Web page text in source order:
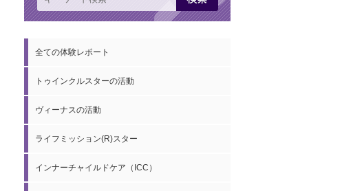
全ての体験レポート
トゥインクルスターの活動
ヴィーナスの活動
ライフミッション(R)スター
インナーチャイルドケア（ICC）